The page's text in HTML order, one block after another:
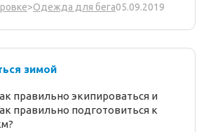
>Одежда для бега05.09.2019
зимой
правильно экипироваться и
правильно подготовиться к